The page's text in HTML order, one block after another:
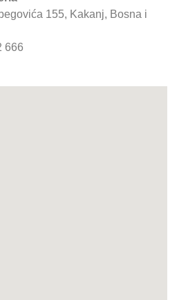
155, Kakanj, Bosna i
666